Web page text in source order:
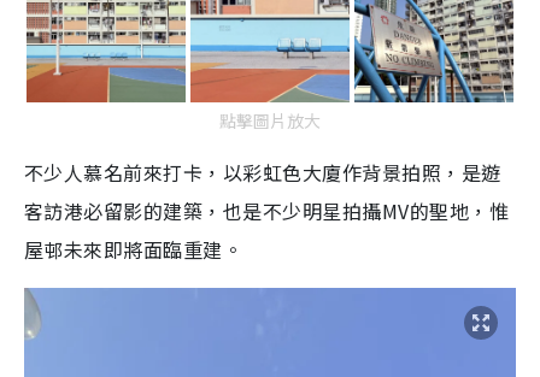
點擊圖片放大
不少人慕名前來打卡，以彩虹色大廈作背景拍照，是遊
客訪港必留影的建築，也是不少明星拍攝MV的聖地，惟
屋邨未來即將面臨重建。